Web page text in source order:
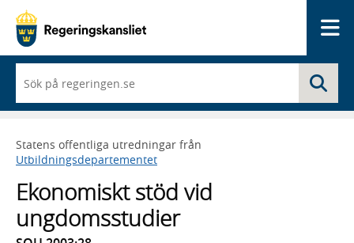
du
börjar
skriva
framträder
en
med
sökförslag
Statens offentliga utredningar från
Utbildningsdepartementet
Ekonomiskt stöd vid
ungdomsstudier